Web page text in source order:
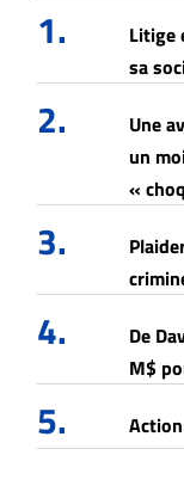
1.
Litige
sa
2.
Une
un
«
3.
4.
De
M$
5.